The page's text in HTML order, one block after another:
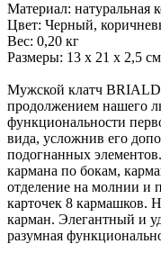
Материал: натуральная
Цвет: Черный,
Вес: 0,20 кг
Размеры: 13 х 21 х 2,5
Мужской клатч
продолжением нашего
функциональности
вида, усложнив его
подогнанных
кармана по бокам,
отделение на молнии и
карточек 8 кармашков.
карман. Элегантный и
разумная